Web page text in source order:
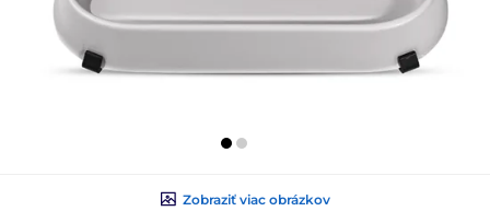
Zobraziť viac obrázkov